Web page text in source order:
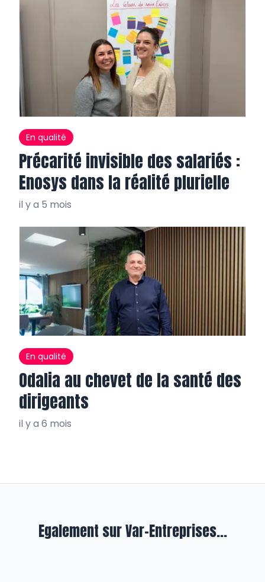
En qualité
Précarité invisible des salariés :
Enosys dans la réalité plurielle
il y a 5 mois
En qualité
Odalia au chevet de la santé des
dirigeants
il y a 6 mois
Egalement sur Var-Entreprises...